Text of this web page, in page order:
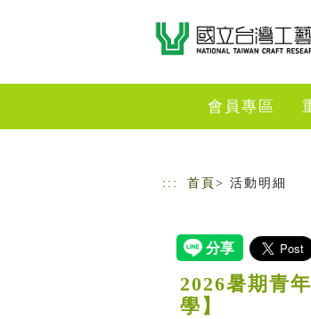
會員專區
::: 首頁 > 活動明細
2026暑期青
學】